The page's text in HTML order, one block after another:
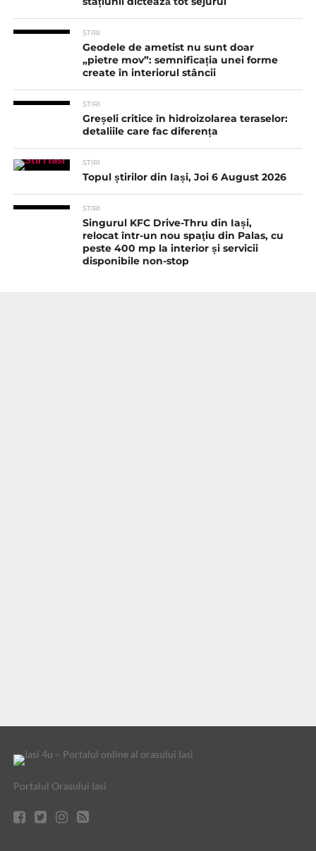
STIRI
Geodele de ametist nu sunt doar
„pietre mov”: semnificația unei forme
create în interiorul stâncii
STIRI
Greșeli critice în hidroizolarea teraselor:
detaliile care fac diferența
STIRI
Topul știrilor din Iași, Joi 6 August 2026
STIRI
Singurul KFC Drive-Thru din Iași,
relocat într-un nou spaţiu din Palas, cu
peste 400 mp la interior și servicii
disponibile non-stop
Portalul Orasului Iasi